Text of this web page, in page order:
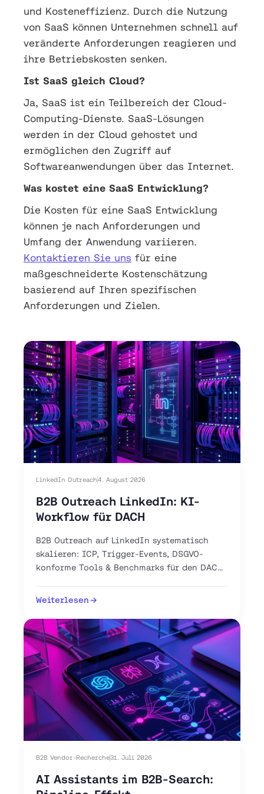
und Kosteneffizienz. Durch die Nutzung
von SaaS können Unternehmen schnell auf
veränderte Anforderungen reagieren und
ihre Betriebskosten senken.
Ist SaaS gleich Cloud?
Ja, SaaS ist ein Teilbereich der Cloud-
Computing-Dienste. SaaS-Lösungen
werden in der Cloud gehostet und
ermöglichen den Zugriff auf
Softwareanwendungen über das Internet.
Was kostet eine SaaS Entwicklung?
Die Kosten für eine SaaS Entwicklung
können je nach Anforderungen und
Umfang der Anwendung variieren.
Kontaktieren Sie uns für eine
maßgeschneiderte Kostenschätzung
basierend auf Ihren spezifischen
Anforderungen und Zielen.
LinkedIn Outreach4. August 2026
B2B Outreach LinkedIn: KI-
Workflow für DACH
B2B Outreach auf LinkedIn systematisch
skalieren: ICP, Trigger-Events, DSGVO-
konforme Tools & Benchmarks für den DACH-
Weiterlesen
B2B Vendor-Recherche31. Juli 2026
AI Assistants im B2B-Search: